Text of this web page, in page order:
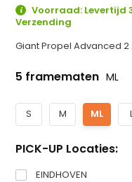
Voorraad: Levertijd
Verzending
Giant Propel Advanced 2
5 framematen ML
S M ML
PICK-UP Locaties:
EINDHOVEN